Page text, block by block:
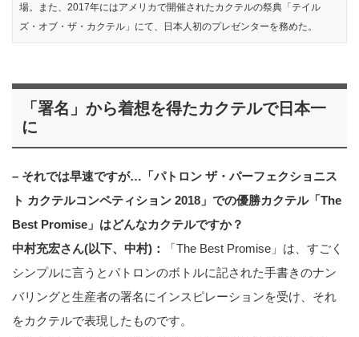
場。また、2017年にはアメリカで開催されたカクテルの祭典「テイル
ズ・オブ・ザ・カクテル」にて、日本人初のプレゼンターを務めた。
「署名」から着想を得たカクテルで日本一
に
– それでは早速ですが…「パトロン ザ・パーフェクショニス
ト カクテルコンペティション 2018」での優勝カクテル「The
Best Promise」はどんなカクテルですか？
中村充宏さん(以下、中村)：
「The Best Promise」は、すごく
シンプルに言うとパトロンのボトルに記された手書きのナン
バリングと生産者の署名にインスピレーションを受け、それ
をカクテルで表現したものです。